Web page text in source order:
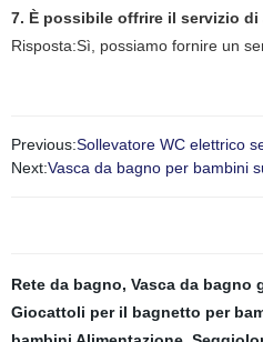
7. È possibile offrire il servizio
Risposta:Sì, possiamo fornire un
Previous:Sollevatore WC elettrico
Next:Vasca da bagno per bambini
Rete da bagno, Vasca da bagno
Giocattoli per il bagnetto per